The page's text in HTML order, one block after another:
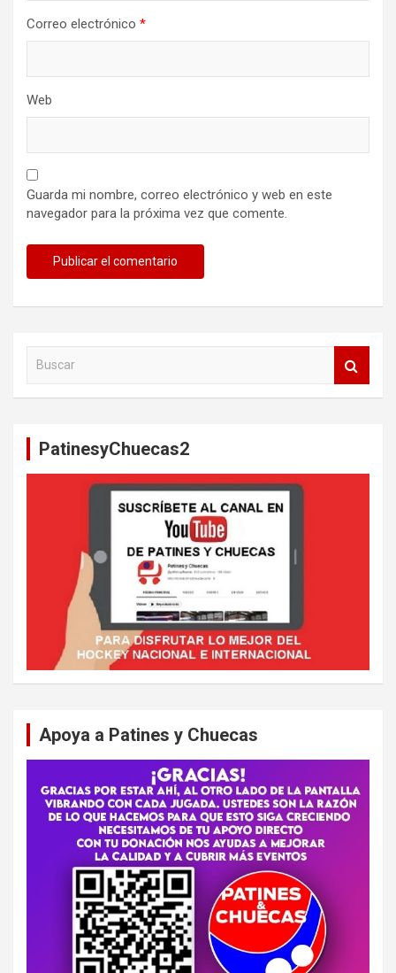
Correo electrónico *
Web
Guarda mi nombre, correo electrónico y web en este
navegador para la próxima vez que comente.
PatinesyChuecas2
Apoya a Patines y Chuecas